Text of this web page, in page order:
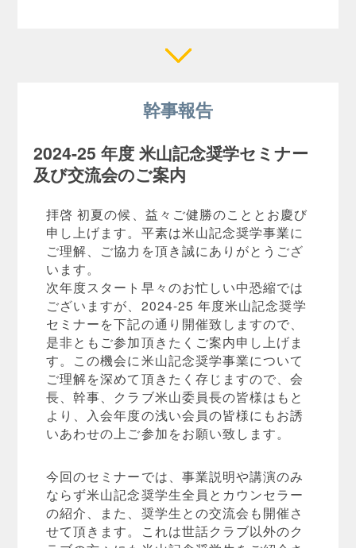
幹事報告
2024-25 年度 米山記念奨学セミナー
及び交流会のご案内
拝啓 初夏の候、益々ご健勝のこととお慶び
申し上げます。平素は米山記念奨学事業に
ご理解、ご協力を頂き誠にありがとうござ
います。
次年度スタート早々のお忙しい中恐縮では
ございますが、2024-25 年度米山記念奨学
セミナーを下記の通り開催致しますので、
是非ともご参加頂きたくご案内申し上げま
す。この機会に米山記念奨学事業について
ご理解を深めて頂きたく存じますので、会
長、幹事、クラブ米山委員長の皆様はもと
より、入会年度の浅い会員の皆様にもお誘
いあわせの上ご参加をお願い致します。
今回のセミナーでは、事業説明や講演のみ
ならず米山記念奨学生全員とカウンセラー
の紹介、また、奨学生との交流会も開催さ
せて頂きます。これは世話クラブ以外のク